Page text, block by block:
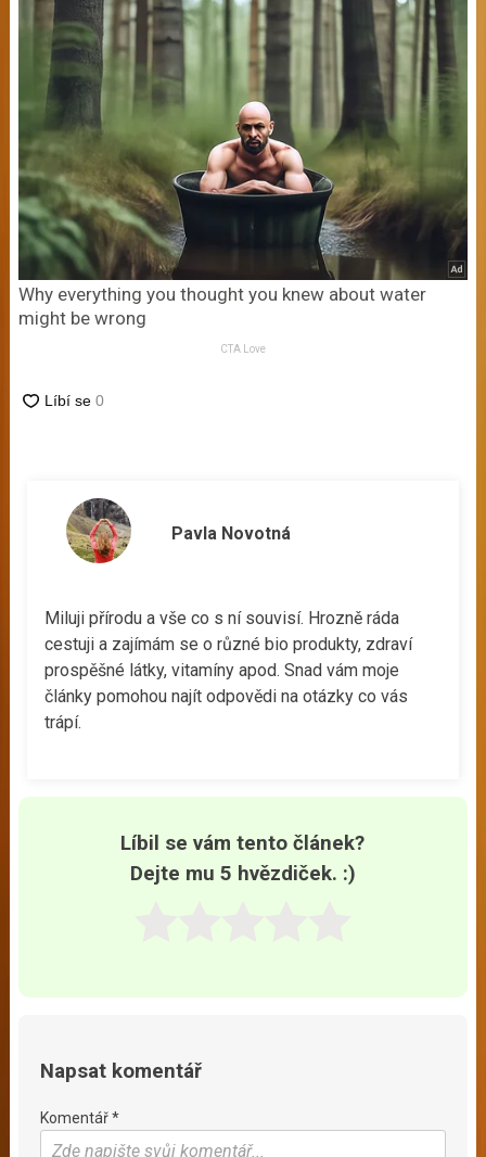
Why everything you thought you knew about water
might be wrong
CTA Love
Pavla Novotná
Miluji přírodu a vše co s ní souvisí. Hrozně ráda
cestuji a zajímám se o různé bio produkty, zdraví
prospěšné látky, vitamíny apod. Snad vám moje
články pomohou najít odpovědi na otázky co vás
trápí.
Líbil se vám tento článek?
Dejte mu 5 hvězdiček. :)
Napsat komentář
Komentář *